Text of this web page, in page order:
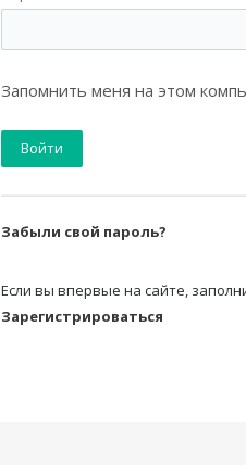
Запомнить меня на этом
Забыли свой пароль?
Если вы впервые на сайте,
Зарегистрироваться